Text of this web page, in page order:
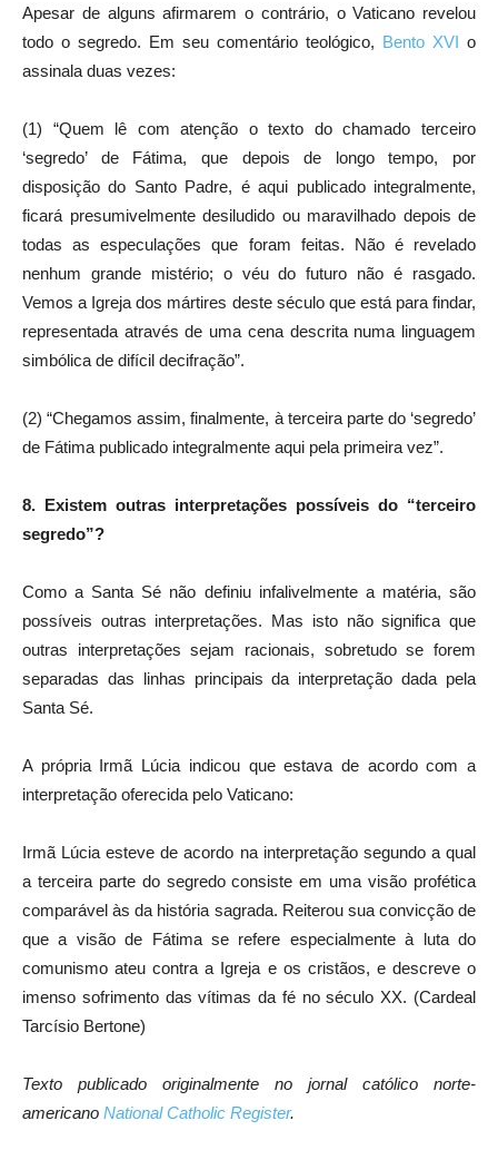
Apesar de alguns afirmarem o contrário, o Vaticano revelou
todo o segredo. Em seu comentário teológico, Bento XVI o
assinala duas vezes:
(1) “Quem lê com atenção o texto do chamado terceiro
‘segredo’ de Fátima, que depois de longo tempo, por
disposição do Santo Padre, é aqui publicado integralmente,
ficará presumivelmente desiludido ou maravilhado depois de
todas as especulações que foram feitas. Não é revelado
nenhum grande mistério; o véu do futuro não é rasgado.
Vemos a Igreja dos mártires deste século que está para findar,
representada através de uma cena descrita numa linguagem
simbólica de difícil decifração”.
(2) “Chegamos assim, finalmente, à terceira parte do ‘segredo’
de Fátima publicado integralmente aqui pela primeira vez”.
8. Existem outras interpretações possíveis do “terceiro
segredo”?
Como a Santa Sé não definiu infalivelmente a matéria, são
possíveis outras interpretações. Mas isto não significa que
outras interpretações sejam racionais, sobretudo se forem
separadas das linhas principais da interpretação dada pela
Santa Sé.
A própria Irmã Lúcia indicou que estava de acordo com a
interpretação oferecida pelo Vaticano:
Irmã Lúcia esteve de acordo na interpretação segundo a qual
a terceira parte do segredo consiste em uma visão profética
comparável às da história sagrada. Reiterou sua convicção de
que a visão de Fátima se refere especialmente à luta do
comunismo ateu contra a Igreja e os cristãos, e descreve o
imenso sofrimento das vítimas da fé no século XX. (Cardeal
Tarcísio Bertone)
Texto publicado originalmente no jornal católico norte-
americano National Catholic Register.